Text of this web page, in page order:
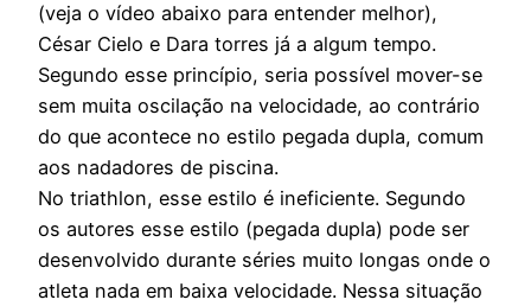
(veja o vídeo abaixo para entender melhor),
César Cielo e Dara torres já a algum tempo.
Segundo esse princípio, seria possível mover-se
sem muita oscilação na velocidade, ao contrário
do que acontece no estilo pegada dupla, comum
aos nadadores de piscina.
No triathlon, esse estilo é ineficiente. Segundo
os autores esse estilo (pegada dupla) pode ser
desenvolvido durante séries muito longas onde o
atleta nada em baixa velocidade. Nessa situação